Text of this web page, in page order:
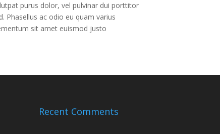
purus dolor, vel pulvinar dui porttitor
Phasellus ac odio eu quam varius
sit amet euismod justo
Recent Comments